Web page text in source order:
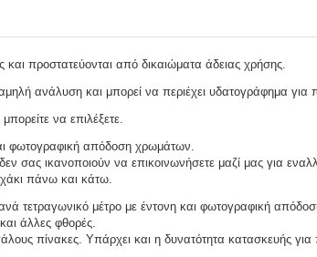
προστατεύονται από δικαιώματα άδειας χρήσης.
ανάλυση και μπορεί να περιέχει υδατογράφημα για
να επιλέξετε.
φωτογραφική απόδοση χρωμάτων.
σας ικανοποιούν να επικοινωνήσετε μαζί μας για
πάνω και κάτω.
τετραγωνικό μέτρο με έντονη και φωτογραφική
άλλες φθορές.
πίνακες. Υπάρχει και η δυνατότητα κατασκευής